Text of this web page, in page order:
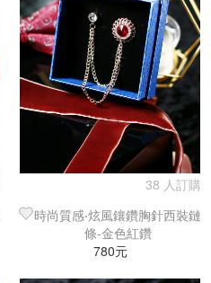
38 人訂購
時尚質感‧炫風鑲鑽胸針西裝鏈
條-金色紅鑽
780元